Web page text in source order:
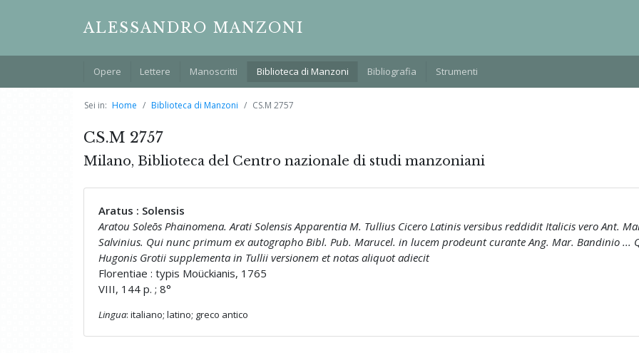
ALESSANDRO MANZONI
Opere Lettere Manoscritti Biblioteca di Manzoni Bibliografia Strumenti
Sei in: Home Biblioteca di Manzoni CS.M 2757
CS.M 2757
Milano, Biblioteca del Centro nazionale di studi manzoniani
Aratus : Solensis
Aratou Soleōs Phainomena. Arati Solensis Apparentia M. Tullius Cicero Latinis versibus reddidit Italicis vero Ant.
Salvinius. Qui nunc primum ex autographo Bibl. Pub. Marucel. in lucem prodeunt curante Ang. Mar. Bandinio ...
Hugonis Grotii supplementa in Tullii versionem et notas aliquot adiecit
Florentiae : typis Moückianis, 1765
VIII, 144 p. ; 8°
Lingua: italiano; latino; greco antico